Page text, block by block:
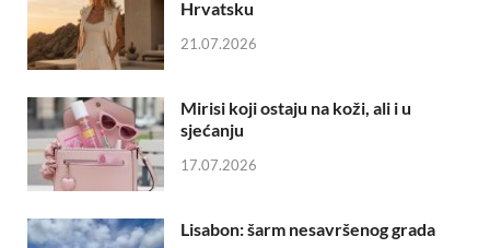
Hrvatsku
21.07.2026
Mirisi koji ostaju na koži, ali i u
sjećanju
17.07.2026
Lisabon: šarm nesavršenog grada